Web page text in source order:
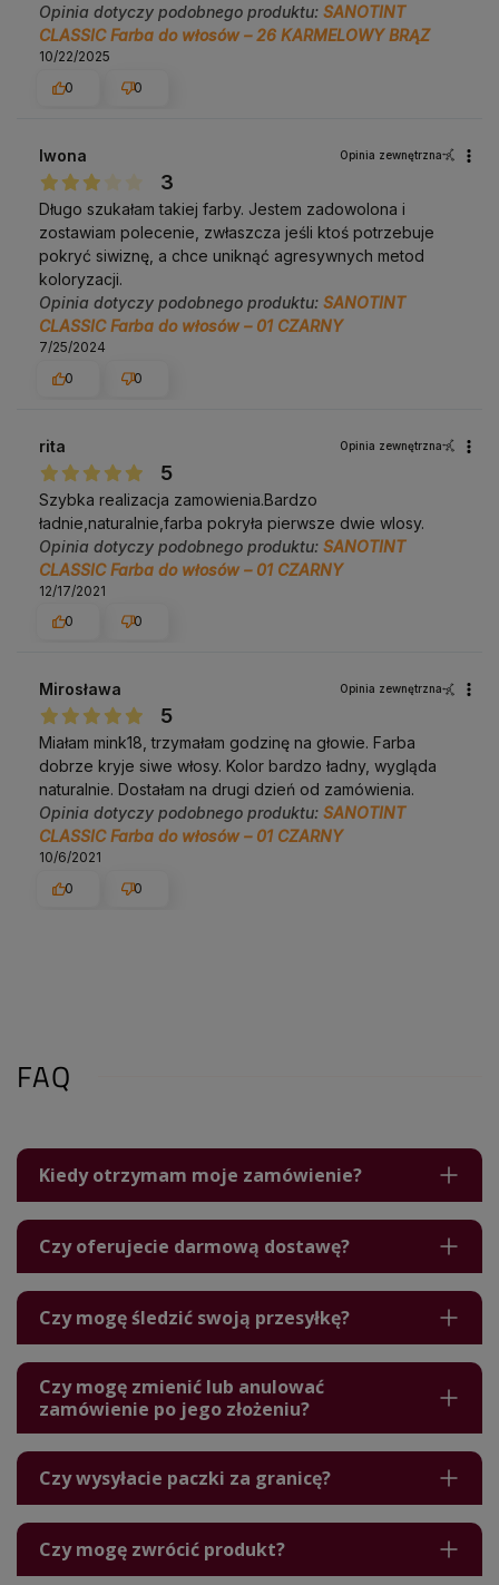
Opinia dotyczy podobnego produktu: SANOTINT
CLASSIC Farba do włosów – 26 KARMELOWY BRĄZ
10/22/2025
0
0
Iwona Opinia zewnętrzna
3
Długo szukałam takiej farby. Jestem zadowolona i
zostawiam polecenie, zwłaszcza jeśli ktoś potrzebuje
pokryć siwiznę, a chce uniknąć agresywnych metod
koloryzacji.
Opinia dotyczy podobnego produktu: SANOTINT
CLASSIC Farba do włosów – 01 CZARNY
7/25/2024
0
0
rita Opinia zewnętrzna
5
Szybka realizacja zamowienia.Bardzo
ładnie,naturalnie,farba pokryła pierwsze dwie wlosy.
Opinia dotyczy podobnego produktu: SANOTINT
CLASSIC Farba do włosów – 01 CZARNY
12/17/2021
0
0
Mirosława Opinia zewnętrzna
5
Miałam mink18, trzymałam godzinę na głowie. Farba
dobrze kryje siwe włosy. Kolor bardzo ładny, wygląda
naturalnie. Dostałam na drugi dzień od zamówienia.
Opinia dotyczy podobnego produktu: SANOTINT
CLASSIC Farba do włosów – 01 CZARNY
10/6/2021
0
0
FAQ
Kiedy otrzymam moje zamówienie?
Czy oferujecie darmową dostawę?
Czy mogę śledzić swoją przesyłkę?
Czy mogę zmienić lub anulować
zamówienie po jego złożeniu?
Czy wysyłacie paczki za granicę?
Czy mogę zwrócić produkt?